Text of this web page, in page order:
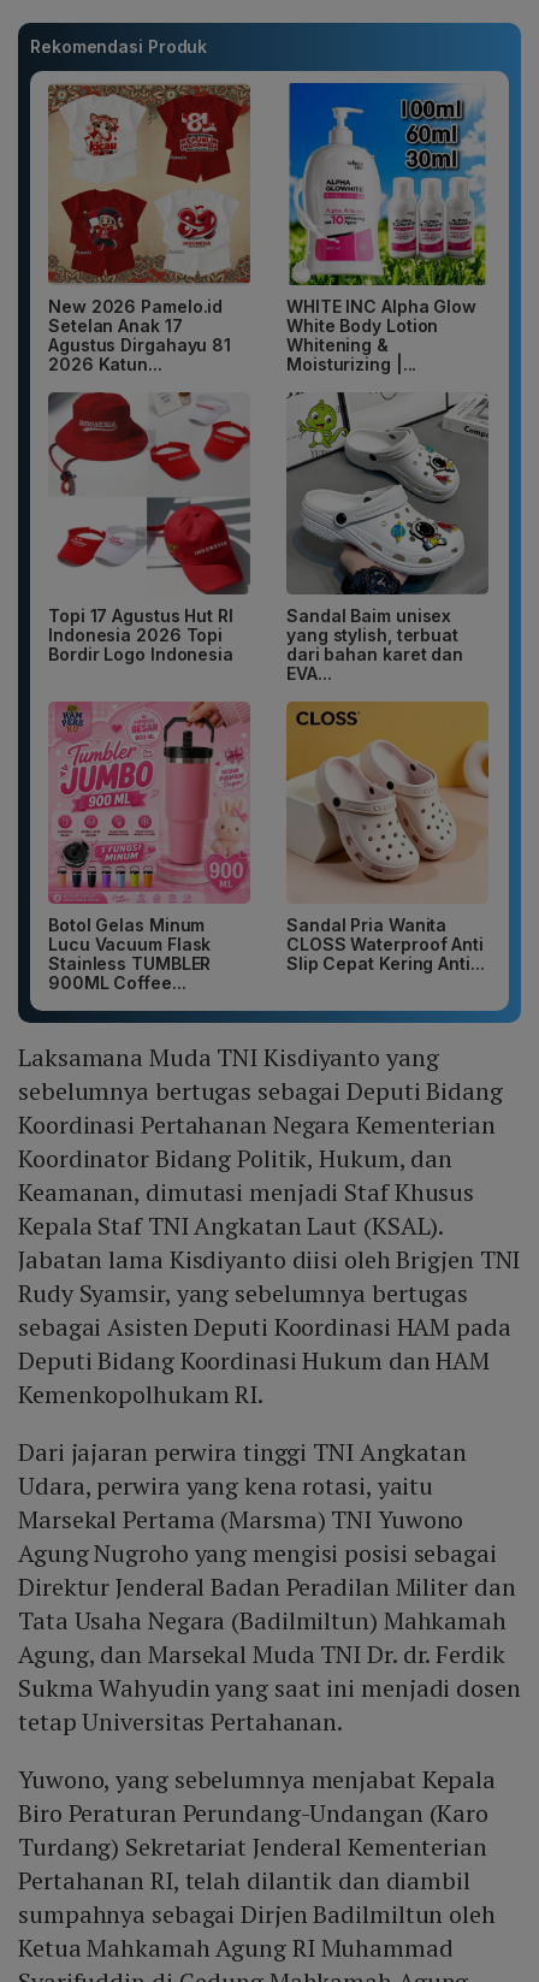
Rekomendasi Produk
New 2026 Pamelo.id
Setelan Anak 17
Agustus Dirgahayu 81
2026 Katun...
WHITE INC Alpha Glow
White Body Lotion
Whitening &
Moisturizing |...
Topi 17 Agustus Hut RI
Indonesia 2026 Topi
Bordir Logo Indonesia
Sandal Baim unisex
yang stylish, terbuat
dari bahan karet dan
EVA...
Botol Gelas Minum
Lucu Vacuum Flask
Stainless TUMBLER
900ML Coffee...
Sandal Pria Wanita
CLOSS Waterproof Anti
Slip Cepat Kering Anti...
Laksamana Muda TNI Kisdiyanto yang
sebelumnya bertugas sebagai Deputi Bidang
Koordinasi Pertahanan Negara Kementerian
Koordinator Bidang Politik, Hukum, dan
Keamanan, dimutasi menjadi Staf Khusus
Kepala Staf TNI Angkatan Laut (KSAL).
Jabatan lama Kisdiyanto diisi oleh Brigjen TNI
Rudy Syamsir, yang sebelumnya bertugas
sebagai Asisten Deputi Koordinasi HAM pada
Deputi Bidang Koordinasi Hukum dan HAM
Kemenkopolhukam RI.
Dari jajaran perwira tinggi TNI Angkatan
Udara, perwira yang kena rotasi, yaitu
Marsekal Pertama (Marsma) TNI Yuwono
Agung Nugroho yang mengisi posisi sebagai
Direktur Jenderal Badan Peradilan Militer dan
Tata Usaha Negara (Badilmiltun) Mahkamah
Agung, dan Marsekal Muda TNI Dr. dr. Ferdik
Sukma Wahyudin yang saat ini menjadi dosen
tetap Universitas Pertahanan.
Yuwono, yang sebelumnya menjabat Kepala
Biro Peraturan Perundang-Undangan (Karo
Turdang) Sekretariat Jenderal Kementerian
Pertahanan RI, telah dilantik dan diambil
sumpahnya sebagai Dirjen Badilmiltun oleh
Ketua Mahkamah Agung RI Muhammad